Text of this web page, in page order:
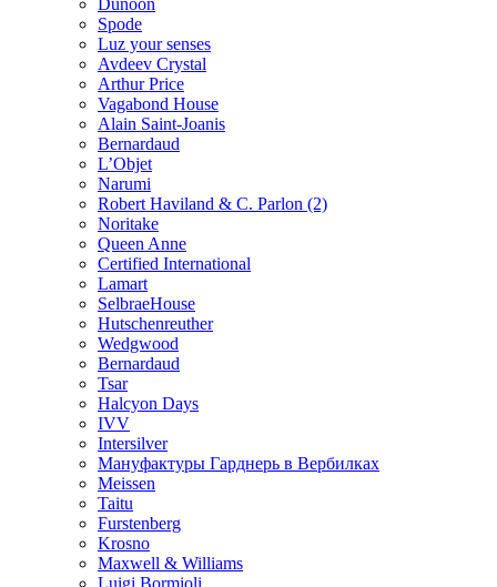
Dunoon
Spode
Luz your senses
Avdeev Crystal
Arthur Price
Vagabond House
Alain Saint-Joanis
Bernardaud
L’Objet
Narumi
Robert Haviland & C. Parlon (2)
Noritakе
Queen Anne
Certified International
Lamart
SelbraeHouse
Hutschenreuther
Wedgwood
Bernardaud
Tsar
Halcyon Days
IVV
Intersilver
Мануфактуры Гарднерь в Вербилках
Meissen
Taitu
Furstenberg
Krosno
Maxwell & Williams
Luigi Bormioli